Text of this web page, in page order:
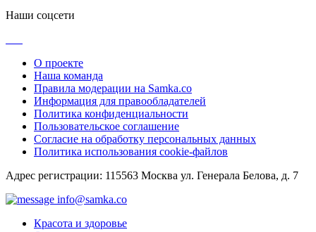
Наши соцсети
О проекте
Наша команда
Правила модерации на Samka.co
Информация для правообладателей
Политика конфиденциальности
Пользовательское соглашение
Согласие на обработку персональных данных
Политика использования cookie-файлов
Адрес регистрации: 115563 Москва ул. Генерала Белова, д. 7
info@samka.co
Красота и здоровье